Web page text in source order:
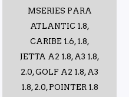
MSERIES PARA
ATLANTIC 1.8,
CARIBE 1.6, 1.8,
JETTA A2 1.8, A3 1.8,
2.0, GOLF A2 1.8, A3
1.8, 2.0, POINTER 1.8